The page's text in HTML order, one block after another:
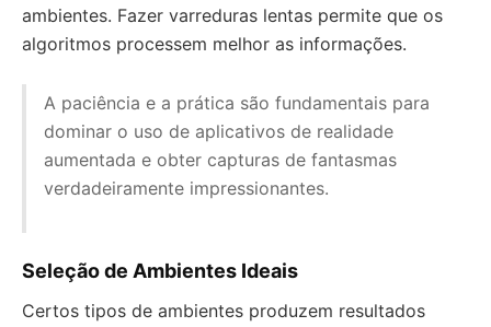
ambientes. Fazer varreduras lentas permite que os
algoritmos processem melhor as informações.
A paciência e a prática são fundamentais para
dominar o uso de aplicativos de realidade
aumentada e obter capturas de fantasmas
verdadeiramente impressionantes.
Seleção de Ambientes Ideais
Certos tipos de ambientes produzem resultados